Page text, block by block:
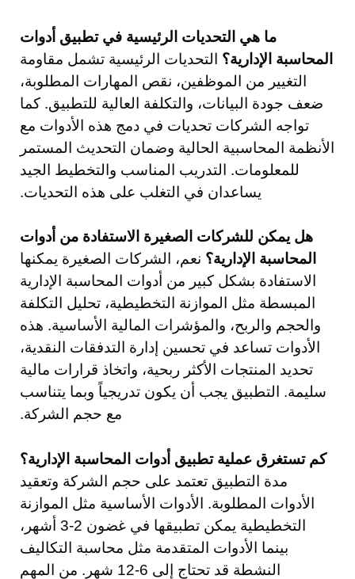
ما هي التحديات الرئيسية في تطبيق أدوات
المحاسبة الإدارية؟ التحديات الرئيسية تشمل مقاومة
التغيير من الموظفين، نقص المهارات المطلوبة،
ضعف جودة البيانات، والتكلفة العالية للتطبيق. كما
تواجه الشركات تحديات في دمج هذه الأدوات مع
الأنظمة المحاسبية الحالية وضمان التحديث المستمر
للمعلومات. التدريب المناسب والتخطيط الجيد
يساعدان في التغلب على هذه التحديات.
هل يمكن للشركات الصغيرة الاستفادة من أدوات
المحاسبة الإدارية؟ نعم، الشركات الصغيرة يمكنها
الاستفادة بشكل كبير من أدوات المحاسبة الإدارية
المبسطة مثل الموازنة التخطيطية، تحليل التكلفة
والحجم والربح، والمؤشرات المالية الأساسية. هذه
الأدوات تساعد في تحسين إدارة التدفقات النقدية،
تحديد المنتجات الأكثر ربحية، واتخاذ قرارات مالية
سليمة. التطبيق يجب أن يكون تدريجياً وبما يتناسب
مع حجم الشركة.
كم تستغرق عملية تطبيق أدوات المحاسبة الإدارية؟
مدة التطبيق تعتمد على حجم الشركة وتعقيد
الأدوات المطلوبة. الأدوات الأساسية مثل الموازنة
التخطيطية يمكن تطبيقها في غضون 2-3 أشهر،
بينما الأدوات المتقدمة مثل محاسبة التكاليف
النشطة قد تحتاج إلى 6-12 شهر. من المهم